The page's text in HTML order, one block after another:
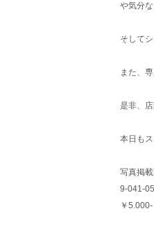
や気分
そして
また、
是非、
本日も
写真掲
9-041-
￥